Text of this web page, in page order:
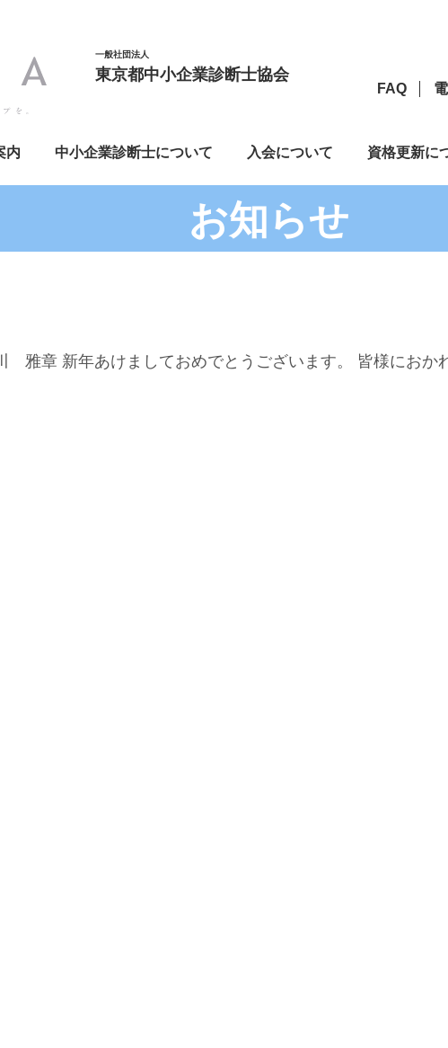
一般社団法人
東京都中小企業診断士協会
FAQ
内 中小企業診断士について 入会について 資格更新に
お知らせ
章 新年あけましておめでとうございます。 皆様におか